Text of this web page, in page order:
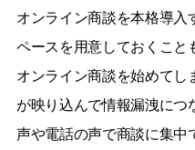
オンライン商談を本格導入
ペースを用意しておくこと
オンライン商談を始めてし
が映り込んで情報漏洩につ
声や電話の声で商談に集中